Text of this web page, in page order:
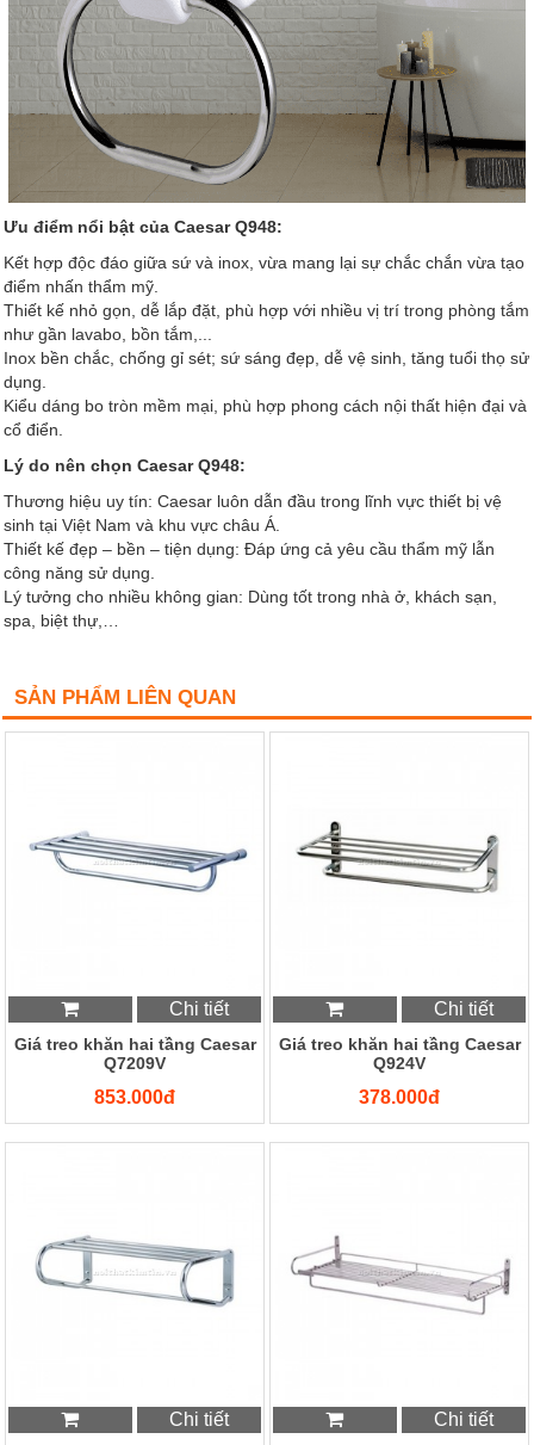
Ưu điểm nổi bật của Caesar Q948:
Kết hợp độc đáo giữa sứ và inox, vừa mang lại sự chắc chắn vừa tạo
điểm nhấn thẩm mỹ.
Thiết kế nhỏ gọn, dễ lắp đặt, phù hợp với nhiều vị trí trong phòng tắm
như gần lavabo, bồn tắm,...
Inox bền chắc, chống gỉ sét; sứ sáng đẹp, dễ vệ sinh, tăng tuổi thọ sử
dụng.
Kiểu dáng bo tròn mềm mại, phù hợp phong cách nội thất hiện đại và
cổ điển.
Lý do nên chọn Caesar Q948:
Thương hiệu uy tín: Caesar luôn dẫn đầu trong lĩnh vực thiết bị vệ
sinh tại Việt Nam và khu vực châu Á.
Thiết kế đẹp – bền – tiện dụng: Đáp ứng cả yêu cầu thẩm mỹ lẫn
công năng sử dụng.
Lý tưởng cho nhiều không gian: Dùng tốt trong nhà ở, khách sạn,
spa, biệt thự,…
SẢN PHẨM LIÊN QUAN
Chi tiết
Giá treo khăn hai tầng Caesar
Q7209V
853.000đ
Chi tiết
Giá treo khăn hai tầng Caesar
Q924V
378.000đ
Chi tiết Chi tiết